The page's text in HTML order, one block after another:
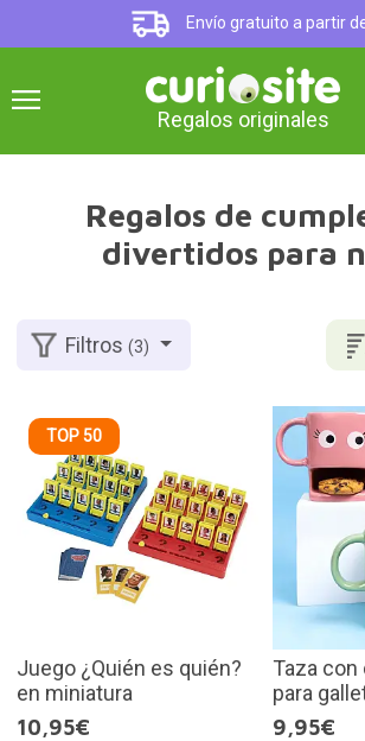
Envío gratuito a partir
Regalos originales
Regalos de
divertidos para
Filtros(3)
TOP 50
Juego ¿Quién es quién?
en miniatura
10,95€
Taza
para
9,95€